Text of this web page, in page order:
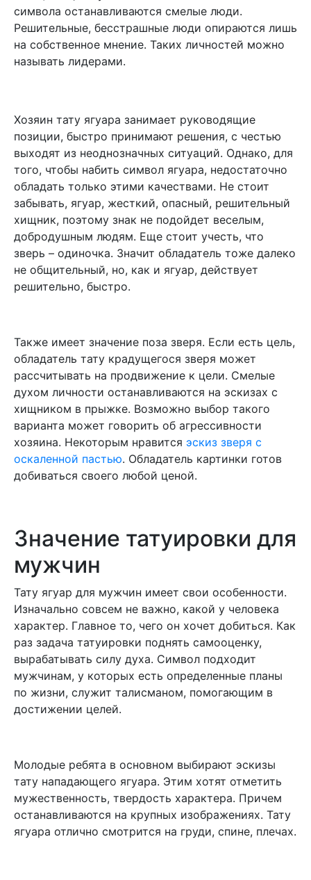
символа останавливаются смелые люди.
Решительные, бесстрашные люди опираются лишь
на собственное мнение. Таких личностей можно
называть лидерами.
Хозяин тату ягуара занимает руководящие
позиции, быстро принимают решения, с честью
выходят из неоднозначных ситуаций. Однако, для
того, чтобы набить символ ягуара, недостаточно
обладать только этими качествами. Не стоит
забывать, ягуар, жесткий, опасный, решительный
хищник, поэтому знак не подойдет веселым,
добродушным людям. Еще стоит учесть, что
зверь – одиночка. Значит обладатель тоже далеко
не общительный, но, как и ягуар, действует
решительно, быстро.
Также имеет значение поза зверя. Если есть цель,
обладатель тату крадущегося зверя может
рассчитывать на продвижение к цели. Смелые
духом личности останавливаются на эскизах с
хищником в прыжке. Возможно выбор такого
варианта может говорить об агрессивности
хозяина. Некоторым нравится эскиз зверя с
оскаленной пастью. Обладатель картинки готов
добиваться своего любой ценой.
Значение татуировки для
мужчин
Тату ягуар для мужчин имеет свои особенности.
Изначально совсем не важно, какой у человека
характер. Главное то, чего он хочет добиться. Как
раз задача татуировки поднять самооценку,
вырабатывать силу духа. Символ подходит
мужчинам, у которых есть определенные планы
по жизни, служит талисманом, помогающим в
достижении целей.
Молодые ребята в основном выбирают эскизы
тату нападающего ягуара. Этим хотят отметить
мужественность, твердость характера. Причем
останавливаются на крупных изображениях. Тату
ягуара отлично смотрится на груди, спине, плечах.